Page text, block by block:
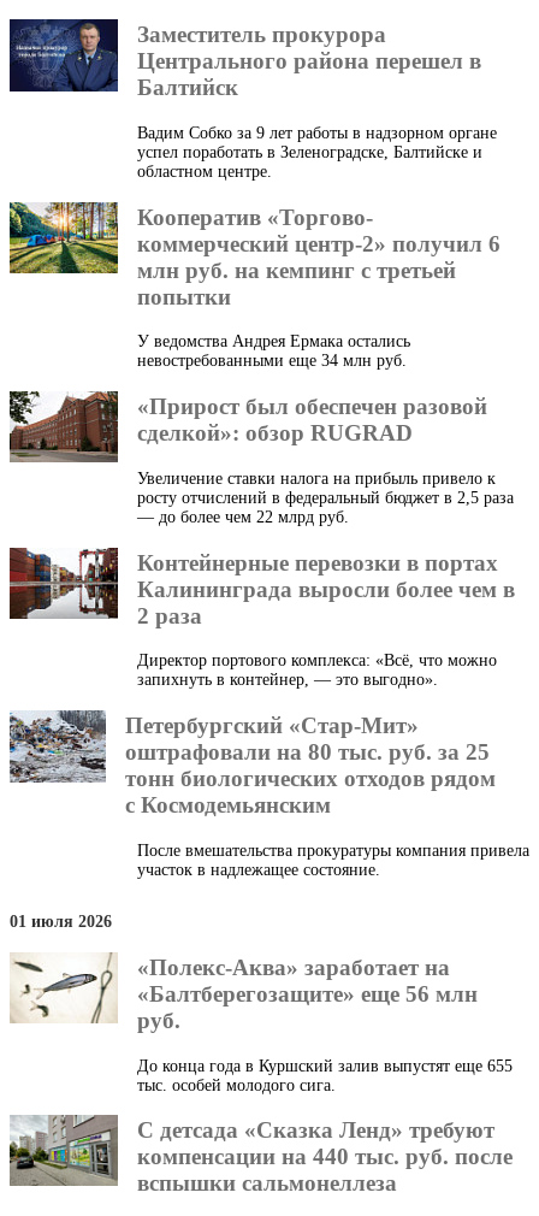
Заместитель прокурора
Центрального района перешел в
Балтийск
Вадим Собко за 9 лет работы в надзорном органе
успел поработать в Зеленоградске, Балтийске и
областном центре.
Кооператив «Торгово-
коммерческий центр-2» получил 6
млн руб. на кемпинг с третьей
попытки
У ведомства Андрея Ермака остались
невостребованными еще 34 млн руб.
«Прирост был обеспечен разовой
сделкой»: обзор RUGRAD
Увеличение ставки налога на прибыль привело к
росту отчислений в федеральный бюджет в 2,5 раза
— до более чем 22 млрд руб.
Контейнерные перевозки в портах
Калининграда выросли более чем в
2 раза
Директор портового комплекса: «Всё, что можно
запихнуть в контейнер, — это выгодно».
Петербургский «Стар-Мит»
оштрафовали на 80 тыс. руб. за 25
тонн биологических отходов рядом
с Космодемьянским
После вмешательства прокуратуры компания привела
участок в надлежащее состояние.
01 июля 2026
«Полекс-Аква» заработает на
«Балтберегозащите» еще 56 млн
руб.
До конца года в Куршский залив выпустят еще 655
тыс. особей молодого сига.
С детсада «Сказка Ленд» требуют
компенсации на 440 тыс. руб. после
вспышки сальмонеллеза